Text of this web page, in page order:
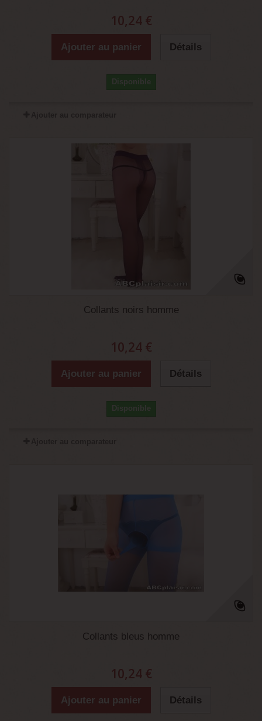
10,24 €
Ajouter au panier Détails
Disponible
Collants noirs homme
10,24 €
Ajouter au panier Détails
Disponible
Collants bleus homme
10,24 €
Ajouter au panier Détails